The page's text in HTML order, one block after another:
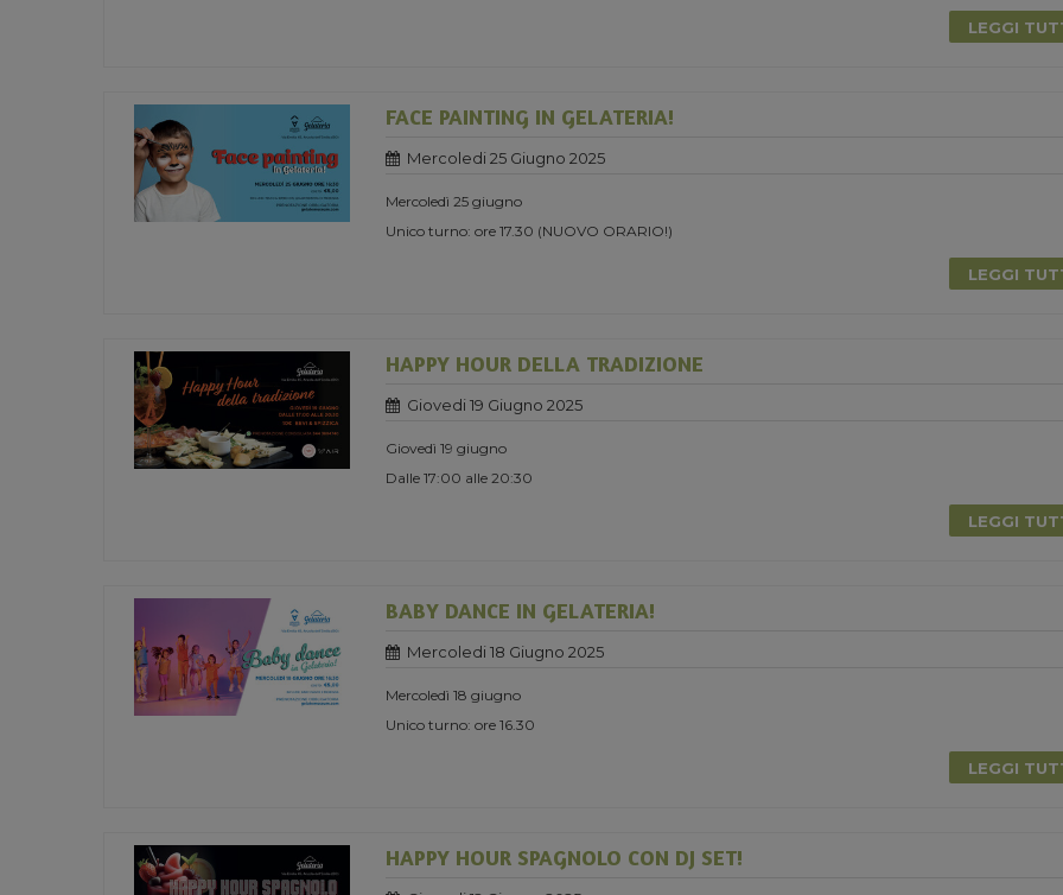
LEGGI
FACE PAINTING IN GELATERIA!
Mercoledi 25 Giugno 2025
Mercoledì 25 giugno
Unico turno: ore 17.30 (NUOVO ORARIO!)
LEGGI
HAPPY HOUR DELLA TRADIZIONE
Giovedi 19 Giugno 2025
Giovedì 19 giugno
Dalle 17:00 alle 20:30
LEGGI
BABY DANCE IN GELATERIA!
Mercoledi 18 Giugno 2025
Mercoledì 18 giugno
Unico turno: ore 16.30
LEGGI
HAPPY HOUR SPAGNOLO CON DJ SET!